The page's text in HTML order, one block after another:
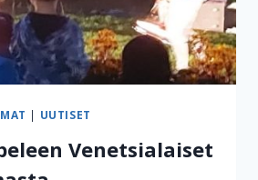
| UUTISET
Venetsialaiset